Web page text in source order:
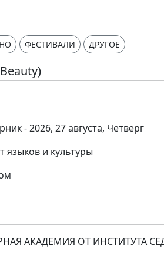
ФЕСТИВАЛИ ДРУГОЕ
- 2026, 27 августа, Четверг
языков и культуры
АКАДЕМИЯ ОТ ИНСТИТУТА